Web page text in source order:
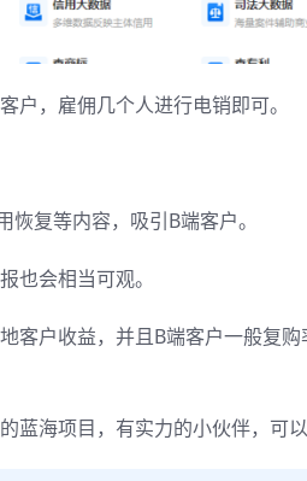
户，雇佣几个人进行电销即可。
复等内容，吸引B端客户。
也会相当可观。
客户收益，并且B端客户一般复
海项目，有实力的小伙伴，可以